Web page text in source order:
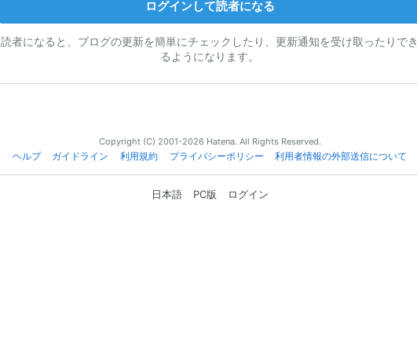
ログインして読者になる
読者になると、ブログの更新を簡単にチェックしたり、更新通知を受け取ったりでき
るようになります。
Copyright (C) 2001-2026 Hatena. All Rights Reserved.
ヘルプ
ガイドライン 利用規約 プライバシーポリシー 利用者情報の外部送信について
日本語 PC版 ログイン